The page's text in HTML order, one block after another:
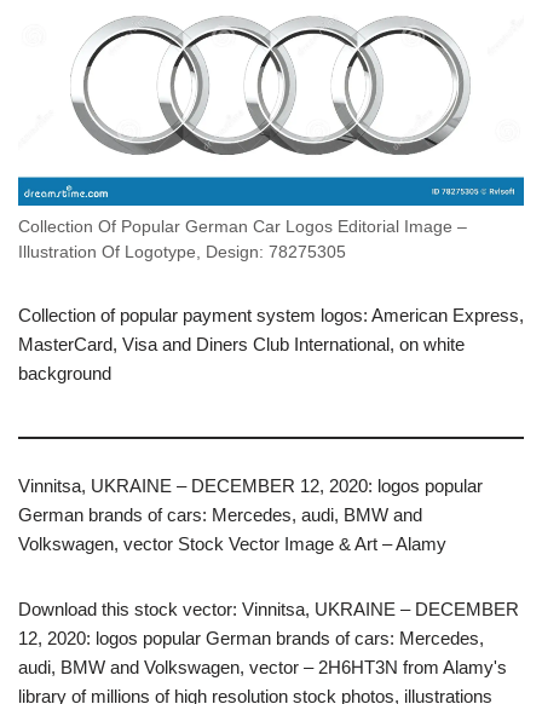
Collection Of Popular German Car Logos Editorial Image –
Illustration Of Logotype, Design: 78275305
Collection of popular payment system logos: American Express,
MasterCard, Visa and Diners Club International, on white
background
Vinnitsa, UKRAINE – DECEMBER 12, 2020: logos popular
German brands of cars: Mercedes, audi, BMW and
Volkswagen, vector Stock Vector Image & Art – Alamy
Download this stock vector: Vinnitsa, UKRAINE – DECEMBER
12, 2020: logos popular German brands of cars: Mercedes,
audi, BMW and Volkswagen, vector – 2H6HT3N from Alamy's
library of millions of high resolution stock photos, illustrations